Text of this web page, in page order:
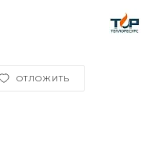
ОТЛОЖИТЬ